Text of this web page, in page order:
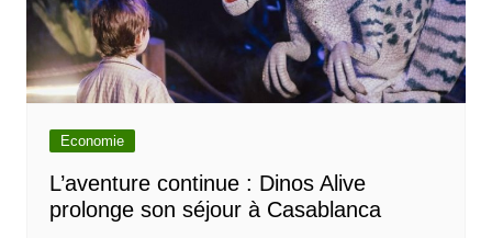
Economie
L’aventure continue : Dinos Alive
prolonge son séjour à Casablanca